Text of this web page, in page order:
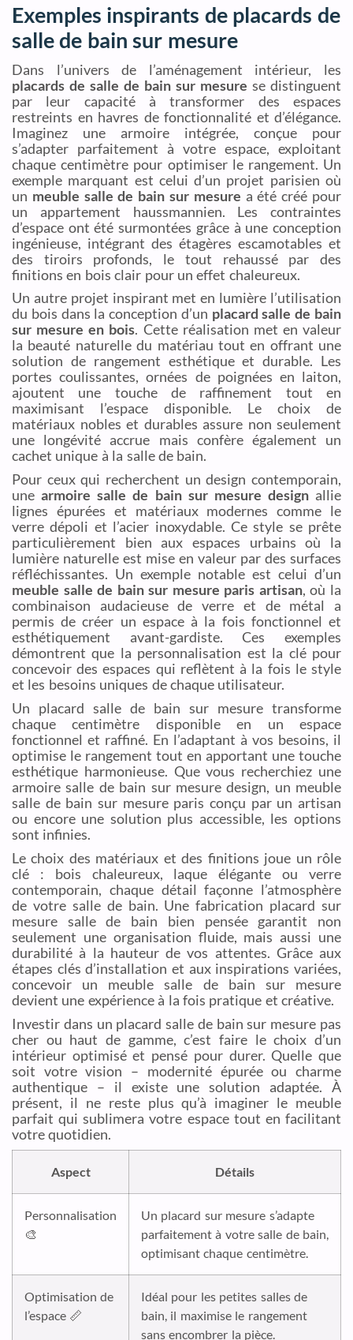
Exemples inspirants de placards de
salle de bain sur mesure
Dans l’univers de l’aménagement intérieur, les
placards de salle de bain sur mesure se distinguent
par leur capacité à transformer des espaces
restreints en havres de fonctionnalité et d’élégance.
Imaginez une armoire intégrée, conçue pour
s’adapter parfaitement à votre espace, exploitant
chaque centimètre pour optimiser le rangement. Un
exemple marquant est celui d’un projet parisien où
un meuble salle de bain sur mesure a été créé pour
un appartement haussmannien. Les contraintes
d’espace ont été surmontées grâce à une conception
ingénieuse, intégrant des étagères escamotables et
des tiroirs profonds, le tout rehaussé par des
finitions en bois clair pour un effet chaleureux.
Un autre projet inspirant met en lumière l’utilisation
du bois dans la conception d’un placard salle de bain
sur mesure en bois. Cette réalisation met en valeur
la beauté naturelle du matériau tout en offrant une
solution de rangement esthétique et durable. Les
portes coulissantes, ornées de poignées en laiton,
ajoutent une touche de raffinement tout en
maximisant l’espace disponible. Le choix de
matériaux nobles et durables assure non seulement
une longévité accrue mais confère également un
cachet unique à la salle de bain.
Pour ceux qui recherchent un design contemporain,
unearmoire salle de bain sur mesure designallie
lignes épurées et matériaux modernes comme le
verre dépoli et l’acier inoxydable. Ce style se prête
particulièrement bien aux espaces urbains où la
lumière naturelle est mise en valeur par des surfaces
réfléchissantes. Un exemple notable est celui d’un
meuble salle de bain sur mesure paris artisan, où la
combinaison audacieuse de verre et de métal a
permis de créer un espace à la fois fonctionnel et
esthétiquement avant-gardiste. Ces exemples
démontrent que la personnalisation est la clé pour
concevoir des espaces qui reflètent à la fois le style
et les besoins uniques de chaque utilisateur.
Un placard salle de bain sur mesure transforme
chaque centimètre disponible en un espace
fonctionnel et raffiné. En l’adaptant à vos besoins, il
optimise le rangement tout en apportant une touche
esthétique harmonieuse. Que vous recherchiez une
armoire salle de bain sur mesure design, un meuble
salle de bain sur mesure paris conçu par un artisan
ou encore une solution plus accessible, les options
sont infinies.
Le choix des matériaux et des finitions joue un rôle
clé : bois chaleureux, laque élégante ou verre
contemporain, chaque détail façonne l’atmosphère
de votre salle de bain. Une fabrication placard sur
mesure salle de bain bien pensée garantit non
seulement une organisation fluide, mais aussi une
durabilité à la hauteur de vos attentes. Grâce aux
étapes clés d’installation et aux inspirations variées,
concevoir un meuble salle de bain sur mesure
devient une expérience à la fois pratique et créative.
Investir dans un placard salle de bain sur mesure pas
cher ou haut de gamme, c’est faire le choix d’un
intérieur optimisé et pensé pour durer. Quelle que
soit votre vision – modernité épurée ou charme
authentique – il existe une solution adaptée. À
présent, il ne reste plus qu’à imaginer le meuble
parfait qui sublimera votre espace tout en facilitant
votre quotidien.
Aspect Détails
Personnalisation
🎨
Un placard sur mesure s’adapte
parfaitement à votre salle de bain,
optimisant chaque centimètre.
Optimisation de
l’espace 📏
Idéal pour les petites salles de
bain, il maximise le rangement
sans encombrer la pièce.